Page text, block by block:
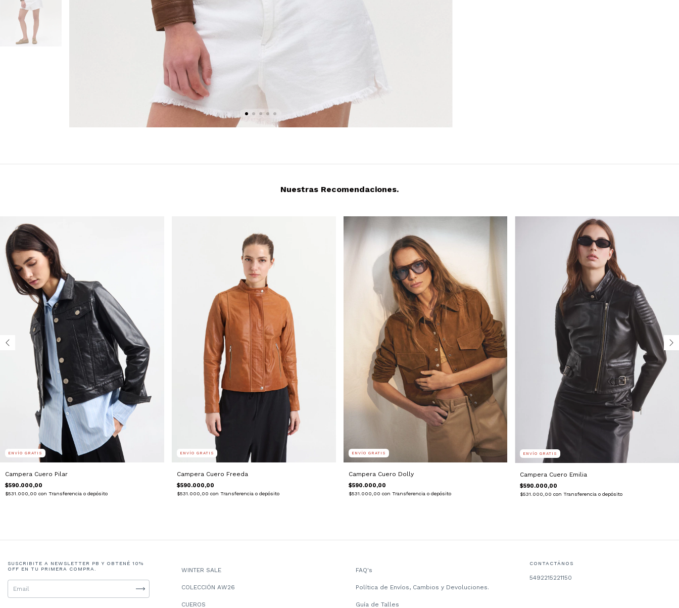
Nuestras Recomendaciones.
ENVÍO GRATIS
Campera Cuero Pilar
$590.000,00
$531.000,00 con Transferencia o depósito
ENVÍO GRATIS
Campera Cuero Freeda
$590.000,00
$531.000,00 con Transferencia o depósito
ENVÍO GRATIS
Campera Cuero Dolly
$590.000,00
$531.000,00 con Transferencia o depósito
ENVÍO GRATIS
Campera Cuero Emilia
$590.000,00
$531.000,00con Transferencia o depósito
SUSCRIBITE A NEWSLETTER PB Y OBTENÉ 10%
OFF EN TU PRIMERA COMPRA.
WINTER SALE
COLECCIÓN AW26
CUEROS
FAQ's
Política de Envíos, Cambios y Devoluciones.
Guía de Talles
CONTACTÁNOS
5492215221150